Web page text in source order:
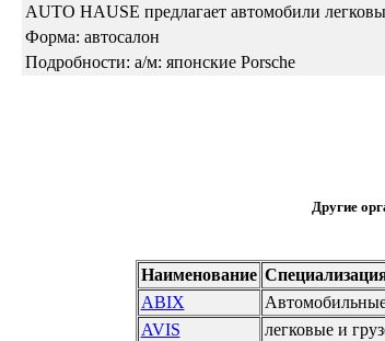
AUTO HAUSE предлагает автомобили
Форма: автосалон
Подробности: а/м: японские Porsche
Другие
Наименование
ABIX
AVIS
легковые и